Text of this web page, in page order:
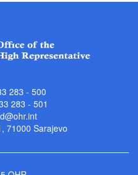
283 - 500
283 - 501
71000 Sarajevo